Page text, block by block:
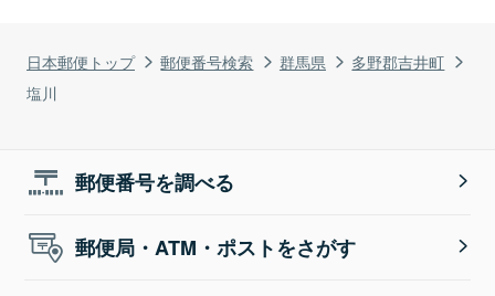
日本郵便トップ 郵便番号検索 群馬県
多野郡吉井町
塩川
郵便番号を調べる
郵便局・ATM・ポストをさがす